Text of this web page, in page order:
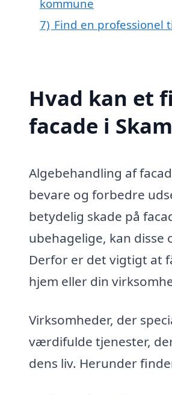
kommune
7) Find en professionel
Hvad kan et
facade i
Algebehandling af
bevare og forbedre
betydelig skade på
ubehagelige, kan
Derfor er det vigtigt at
hjem eller din
Virksomheder, der
værdifulde tjenester,
dens liv. Herunder